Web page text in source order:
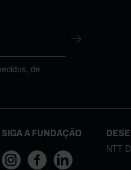
de
SIGA A FUNDAÇÃO
NTT